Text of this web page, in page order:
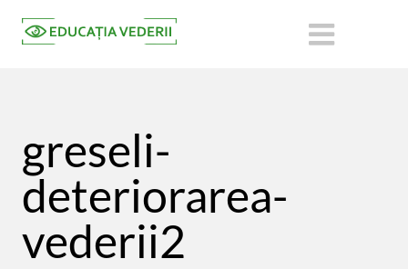
greseli-
deteriorarea-
vederii2